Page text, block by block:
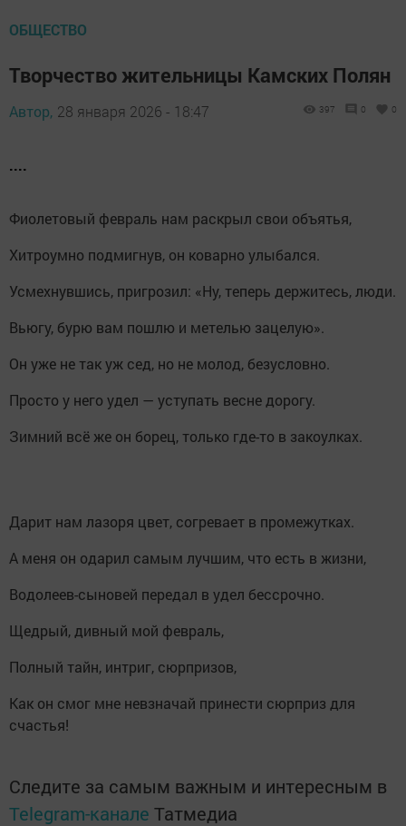
ОБЩЕСТВО
Творчество жительницы Камских Полян
Автор, 28 января 2026 - 18:47 397 0 0
....
Фиолетовый февраль нам раскрыл свои объятья,
Хитроумно подмигнув, он коварно улыбался.
Усмехнувшись, пригрозил: «Ну, теперь держитесь, люди.
Вьюгу, бурю вам пошлю и метелью зацелую».
Он уже не так уж сед, но не молод, безусловно.
Просто у него удел — уступать весне дорогу.
Зимний всё же он борец, только где-то в закоулках.
Дарит нам лазоря цвет, согревает в промежутках.
А меня он одарил самым лучшим, что есть в жизни,
Водолеев-сыновей передал в удел бессрочно.
Щедрый, дивный мой февраль,
Полный тайн, интриг, сюрпризов,
Как он смог мне невзначай принести сюрприз для
счастья!
Следите за самым важным и интересным в
Telegram-канале Татмедиа